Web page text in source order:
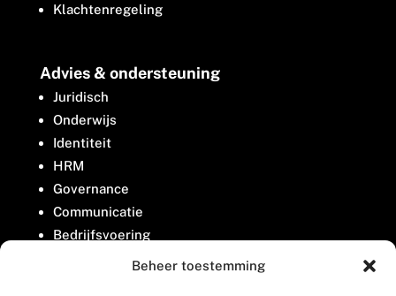
Beheer toestemming
Klachtenregeling
Advies & ondersteuning
Juridisch
Onderwijs
Identiteit
HRM
Governance
Communicatie
Bedrijfsvoering
Belangenbehartiging